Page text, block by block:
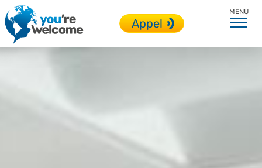
Appel
En immersion